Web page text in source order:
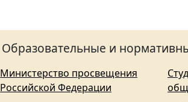
Образовательные и
Министерство просвещения
Российской Федерации